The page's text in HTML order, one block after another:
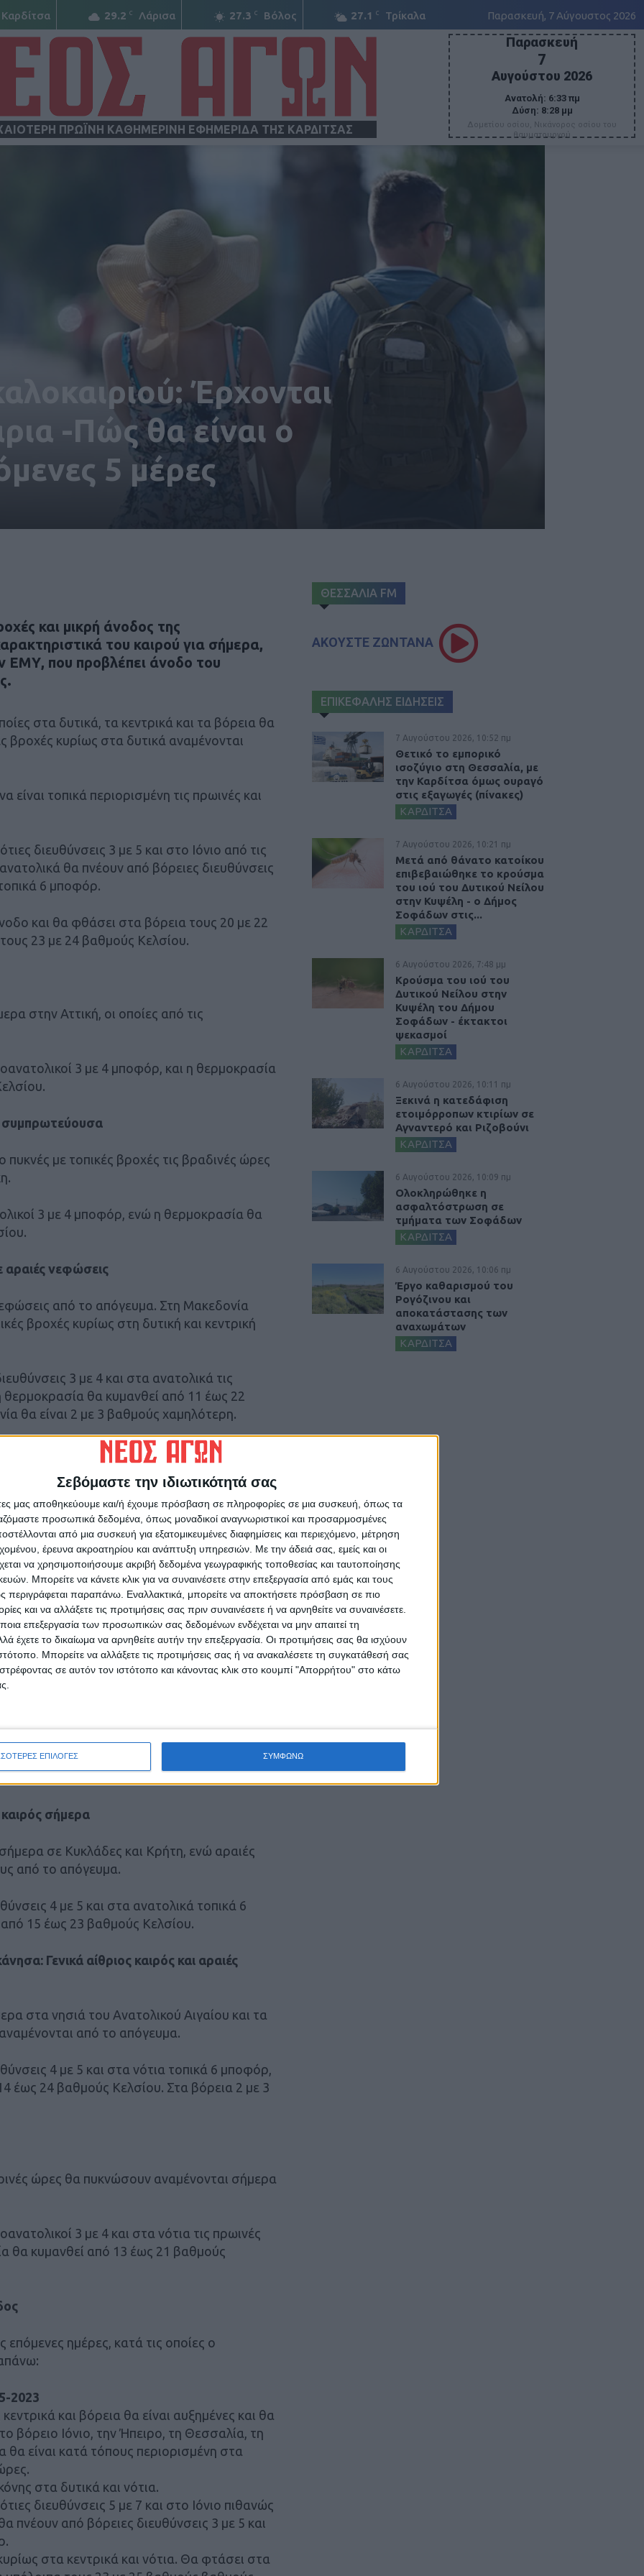
Σεβόμαστε την ιδιωτικότητά σας
μας αποθηκεύουμε και/ή έχουμε πρόσβαση σε πληροφορίες σε μια συσκευή, όπως τα
προσωπικά δεδομένα, όπως μοναδικοί αναγνωριστικοί και προσαρμοσμένες
από μια συσκευή για εξατομικευμένες διαφημίσεις και περιεχόμενο, μέτρηση
έρευνα ακροατηρίου και ανάπτυξη υπηρεσιών. Με την άδειά σας, εμείς και οι
να χρησιμοποιήσουμε ακριβή δεδομένα γεωγραφικής τοποθεσίας και ταυτοποίησης
Μπορείτε να κάνετε κλικ για να συναινέσετε στην επεξεργασία από εμάς και τους
περιγράφεται παραπάνω. Εναλλακτικά, μπορείτε να αποκτήσετε πρόσβαση σε πιο
και να αλλάξετε τις προτιμήσεις σας πριν συναινέσετε ή να αρνηθείτε να συναινέσετε.
επεξεργασία των προσωπικών σας δεδομένων ενδέχεται να μην απαιτεί τη
έχετε το δικαίωμα να αρνηθείτε αυτήν την επεξεργασία. Οι προτιμήσεις σας θα ισχύουν
Μπορείτε να αλλάξετε τις προτιμήσεις σας ή να ανακαλέσετε τη συγκατάθεσή σας
σε αυτόν τον ιστότοπο και κάνοντας κλικ στο κουμπί "Απορρήτου" στο κάτω
ΕΠΙΛΟΓΕΣ ΣΥΜΦΩΝΩ
Καρδίτσα 29.2 C Λάρισα 27.3 C Βόλος 27.1 C Τρίκαλα Παρασκευή, 7 Αύγουστος 2026
ΠΡΩΪΝΗ ΚΑΘΗΜΕΡΙΝΗ ΕΦΗΜΕΡΙΔΑ ΤΗΣ ΚΑΡΔΙΤΣΑΣ
Παρασκευή
7
Αυγούστου 2026
Ανατολή: 6:33 πμ
Δύση: 8:28 μμ
Δομετίου οσίου, Νικάνορος οσίου του
θαυματουργού
Έρχονται
-Πώς θα είναι ο
5 μέρες
και μικρή άνοδος της
του καιρού για σήμερα,
που προβλέπει άνοδο του
στα δυτικά, τα κεντρικά και τα βόρεια θα
βροχές κυρίως στα δυτικά αναμένονται
τοπικά περιορισμένη τις πρωινές και
διευθύνσεις 3 με 5 και στο Ιόνιο από τις
θα πνέουν από βόρειες διευθύνσεις
6 μποφόρ.
και θα φθάσει στα βόρεια τους 20 με 22
23 με 24 βαθμούς Κελσίου.
στην Αττική, οι οποίες από τις
3 με 4 μποφόρ, και η θερμοκρασία
συμπρωτεύουσα
με τοπικές βροχές τις βραδινές ώρες
3 με 4 μποφόρ, ενώ η θερμοκρασία θα
αραιές νεφώσεις
από το απόγευμα. Στη Μακεδονία
βροχές κυρίως στη δυτική και κεντρική
3 με 4 και στα ανατολικά τις
θα κυμανθεί από 11 έως 22
θα είναι 2 με 3 βαθμούς χαμηλότερη.
δυτική Πελοπόννησος: Παροδικά αυξημένες
βροχές από τις μεσημβρινές ώρες και
Ιόνιο αναμένεται σήμερα.
3 με 5 και από τις βραδινές ώρες στο
θα κυμανθεί από 13 έως 23 βαθμούς
είναι 2 με 3 βαθμούς χαμηλότερη.
Πελοπόννησος: Άστατος καιρός σήμερα
ώρες θα πυκνώσουν κατά τόπους και
τις βραδινές ώρες αναμένονται σήμερα
Πελοπόννησο.
3 με 4 μποφόρ, ενώ η θερμοκρασία
καιρός σήμερα
σήμερα σε Κυκλάδες και Κρήτη, ενώ αραιές
από το απόγευμα.
4 με 5 και στα ανατολικά τοπικά 6
15 έως 23 βαθμούς Κελσίου.
Γενικά αίθριος καιρός και αραιές
στα νησιά του Ανατολικού Αιγαίου και τα
από το απόγευμα.
4 με 5 και στα νότια τοπικά 6 μποφόρ,
έως 24 βαθμούς Κελσίου. Στα βόρεια 2 με 3
ώρες θα πυκνώσουν αναμένονται σήμερα
3 με 4 και στα νότια τις πρωινές
θα κυμανθεί από 13 έως 21 βαθμούς
ημέρες, κατά τις οποίες ο
2023
και βόρεια θα είναι αυξημένες και θα
βόρειο Ιόνιο, την Ήπειρο, τη Θεσσαλία, τη
είναι κατά τόπους περιορισμένη στα
στα δυτικά και νότια.
διευθύνσεις 5 με 7 και στο Ιόνιο πιθανώς
πνέουν από βόρειες διευθύνσεις 3 με 5 και
στα κεντρικά και νότια. Θα φτάσει στα
ΘΕΣΣΑΛΙΑ FM
ΑΚΟΥΣΤΕ ΖΩΝΤΑΝΑ
ΕΠΙΚΕΦΑΛΗΣ ΕΙΔΗΣΕΙΣ
7 Αυγούστου 2026, 10:52 πμ
Θετικό το εμπορικό
ισοζύγιο στη Θεσσαλία, με
την Καρδίτσα όμως ουραγό
στις εξαγωγές (πίνακες)
ΚΑΡΔΙΤΣΑ
7 Αυγούστου 2026, 10:21 πμ
Μετά από θάνατο κατοίκου
επιβεβαιώθηκε το κρούσμα
του ιού του Δυτικού Νείλου
στην Κυψέλη - ο Δήμος
Σοφάδων στις...
ΚΑΡΔΙΤΣΑ
6 Αυγούστου 2026, 7:48 μμ
Κρούσμα του ιού του
Δυτικού Νείλου στην
Κυψέλη του Δήμου
Σοφάδων - έκτακτοι
ψεκασμοί
ΚΑΡΔΙΤΣΑ
6 Αυγούστου 2026, 10:11 πμ
Ξεκινά η κατεδάφιση
ετοιμόρροπων κτιρίων σε
Αγναντερό και Ριζοβούνι
ΚΑΡΔΙΤΣΑ
6 Αυγούστου 2026, 10:09 πμ
Ολοκληρώθηκε η
ασφαλτόστρωση σε
τμήματα των Σοφάδων
ΚΑΡΔΙΤΣΑ
6 Αυγούστου 2026, 10:06 πμ
Έργο καθαρισμού του
Ρογόζινου και
αποκατάστασης των
αναχωμάτων
ΚΑΡΔΙΤΣΑ